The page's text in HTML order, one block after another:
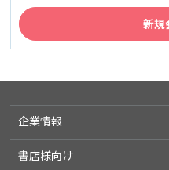
企業情報
書店様向け